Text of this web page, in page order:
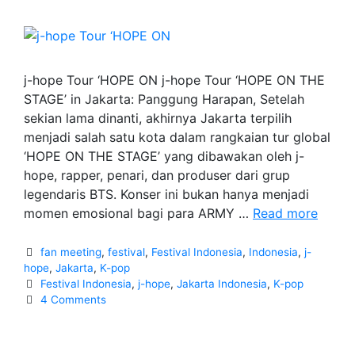
j-hope Tour ‘HOPE ON j-hope Tour ‘HOPE ON THE
STAGE’ in Jakarta: Panggung Harapan, Setelah
sekian lama dinanti, akhirnya Jakarta terpilih
menjadi salah satu kota dalam rangkaian tur global
‘HOPE ON THE STAGE’ yang dibawakan oleh j-
hope, rapper, penari, dan produser dari grup
legendaris BTS. Konser ini bukan hanya menjadi
momen emosional bagi para ARMY … Read morej-
Categories
fan meeting,festival, Festival Indonesia, Indonesia,j-
hope, Jakarta, K-pop
Tags
Festival Indonesia,j-hope,Jakarta Indonesia, K-pop
4 Comments